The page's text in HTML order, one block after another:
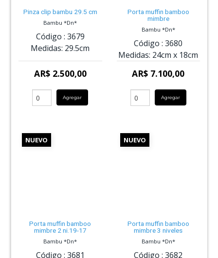
Pinza clip bambu 29.5 cm
Bambu *Dn*
Código : 3679
Medidas: 29.5cm
AR$ 2.500,00
Agregar
Porta muffin bamboo
mimbre
Bambu *Dn*
Código : 3680
Medidas: 24cm x 18cm
AR$ 7.100,00
Agregar
NUEVO
Porta muffin bamboo
mimbre 2 ni.19-17
Bambu *Dn*
Código : 3681
NUEVO
Porta muffin bamboo
mimbre 3 niveles
Bambu *Dn*
Código : 3682